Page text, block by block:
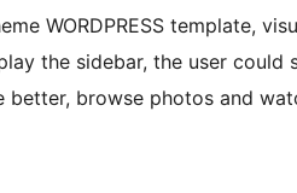
WORDPRESS template,
the sidebar, the user could
better, browse photos and